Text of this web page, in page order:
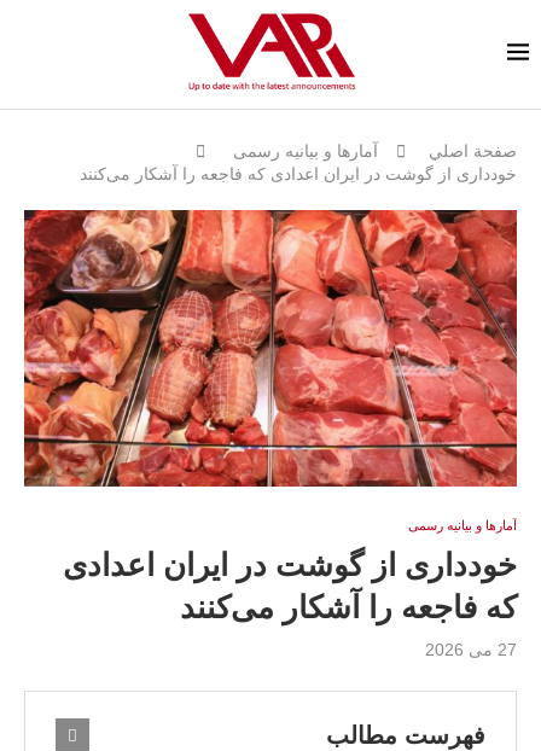
صفحة اصلي
آمارها و بيانيه رسمى
خودداری از گوشت در ایران اعدادی که فاجعه را آشکار می‌کنند
آمارها و بيانيه رسمى
خودداری از گوشت در ایران اعدادی
که فاجعه را آشکار می‌کنند
27 می 2026
فهرست مطالب